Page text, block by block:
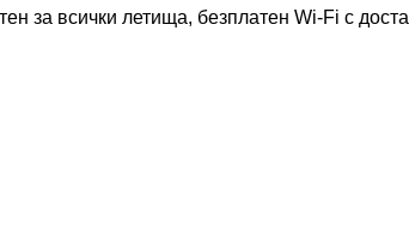
за всички летища, безплатен Wi-Fi с доста